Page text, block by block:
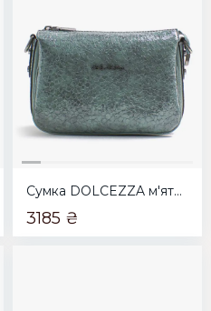
Сумка DOLCEZZA м'ятна
3185 ₴